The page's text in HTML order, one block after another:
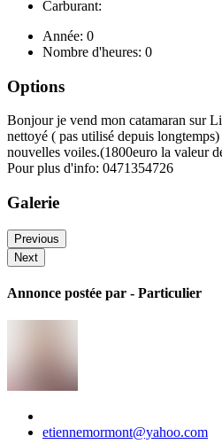
Carburant:
Année: 0
Nombre d'heures: 0
Options
Bonjour je vend mon catamaran sur
nettoyé ( pas utilisé depuis
nouvelles voiles.(1800euro la valeur
Pour plus d'info: 0471354726
Galerie
Previous
Next
Annonce postée par - Particulier
etiennemormont@yahoo.com